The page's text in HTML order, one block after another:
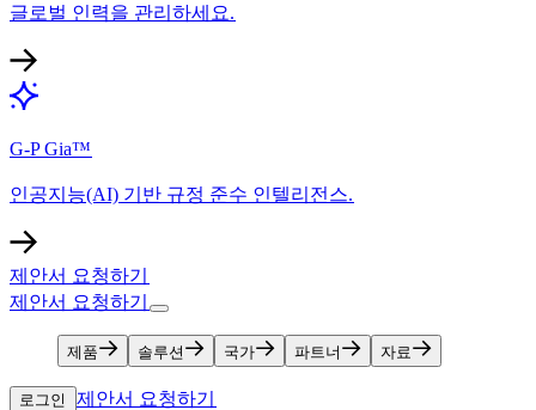
글로벌 인력을 관리하세요.​​
G-P Gia™​​
인공지능(AI) 기반 규정 준수 인텔리전스.​​
제안서 요청하기​​
제안서 요청하기​​
제품​​ 솔루션​​ 국가​​ 파트너​​ 자료​​
로그인​​ 제안서 요청하기​​